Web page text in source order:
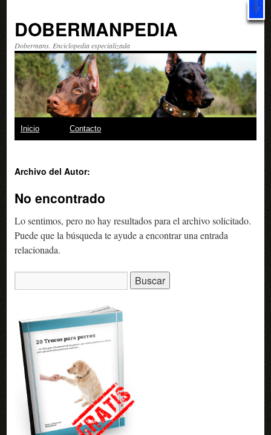
DOBERMANPEDIA
Dobermans. Enciclopedia especializada
Saltar
contenido
Inicio Contacto
Archivo del Autor:
No encontrado
Lo sentimos, pero no hay resultados para el archivo solicitado.
Puede que la búsqueda te ayude a encontrar una entrada
relacionada.